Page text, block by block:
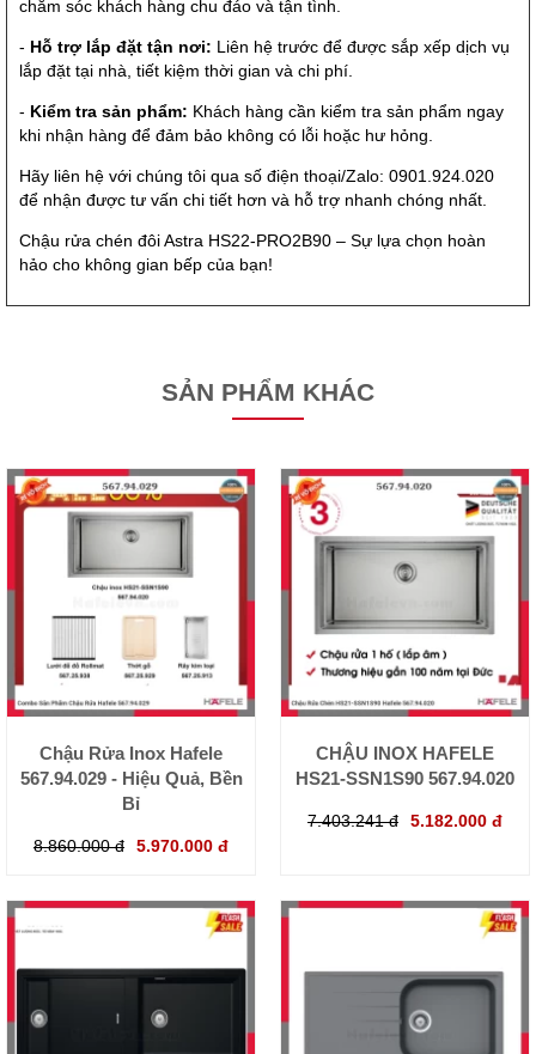
chăm sóc khách hàng chu đáo và tận tình.
- Hỗ trợ lắp đặt tận nơi: Liên hệ trước để được sắp xếp dịch vụ
lắp đặt tại nhà, tiết kiệm thời gian và chi phí.
- Kiểm tra sản phẩm: Khách hàng cần kiểm tra sản phẩm ngay
khi nhận hàng để đảm bảo không có lỗi hoặc hư hỏng.
Hãy liên hệ với chúng tôi qua số điện thoại/Zalo: 0901.924.020
để nhận được tư vấn chi tiết hơn và hỗ trợ nhanh chóng nhất.
Chậu rửa chén đôi Astra HS22-PRO2B90 – Sự lựa chọn hoàn
hảo cho không gian bếp của bạn!
SẢN PHẨM KHÁC
Chậu Rửa Inox Hafele
567.94.029 - Hiệu Quả, Bền
Bỉ
8.860.000 đ 5.970.000 đ
CHẬU INOX HAFELE
HS21-SSN1S90 567.94.020
7.403.241 đ 5.182.000 đ